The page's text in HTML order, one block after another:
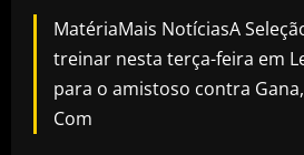
MatériaMais NotíciasA
treinar nesta terça-feira em
para o amistoso contra
Com